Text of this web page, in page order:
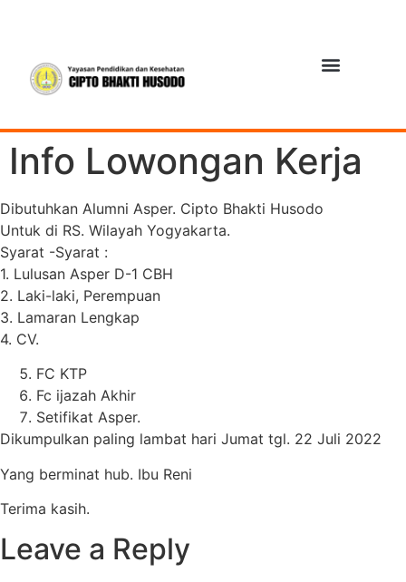
Info Lowongan Kerja
Dibutuhkan Alumni Asper. Cipto Bhakti Husodo
Untuk di RS. Wilayah Yogyakarta.
Syarat -Syarat :
1. Lulusan Asper D-1 CBH
2. Laki-laki, Perempuan
3. Lamaran Lengkap
4. CV.
FC KTP
Fc ijazah Akhir
Setifikat Asper.
Dikumpulkan paling lambat hari Jumat tgl. 22 Juli 2022
Yang berminat hub. Ibu Reni
Terima kasih.
Leave a Reply